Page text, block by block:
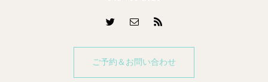
ご予約＆お問い合わせ